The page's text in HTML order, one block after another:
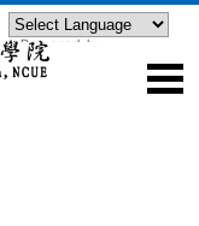
Powered by